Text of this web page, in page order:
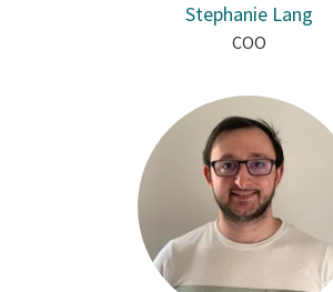
Stephanie Lang
COO